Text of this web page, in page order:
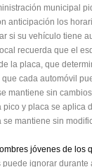
municipal
anticipación los
si su vehículo tiene
recuerda que el
la placa, que
cada automóvil
mantiene sin
pico y placa se aplica
se mantiene sin
jóvenes de los
ignorar durante